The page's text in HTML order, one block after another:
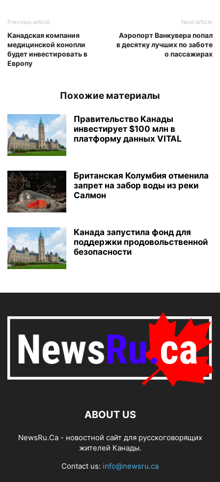
Previous article
Канадская компания
медицинской конопли
будет инвестировать в
Европу
Next article
Аэропорт Ванкувера попал
в десятку лучших по заботе
о пассажирах
Похожие материалы
Правительство Канады
инвестирует $100 млн в
платформу данных VITAL
Британская Колумбия отменила
запрет на забор воды из реки
Салмон
Канада запустила фонд для
поддержки продовольственной
безопасности
ABOUT US
NewsRu.Ca - новостной сайт для русскоговорящих
жителей Канады.
Contact us: info@newsru.ca